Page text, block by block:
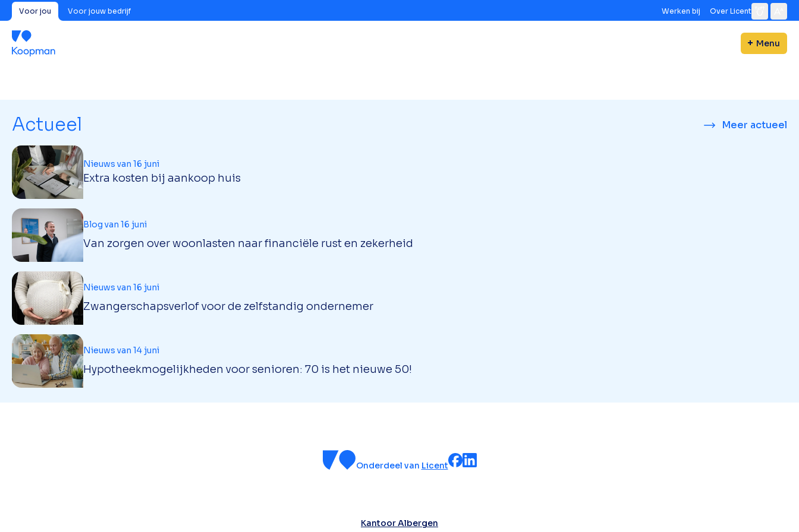
Voor jou Voor jouw bedrijf Werken bij Over Licent
Menu
Actueel Meer actueel
Extra kosten bij aankoop huis
Nieuws van 16 juni
Van zorgen over woonlasten naar financiële rust en zekerheid
Blog van 16 juni
Zwangerschapsverlof voor de zelfstandig ondernemer
Nieuws van 16 juni
Hypotheekmogelijkheden voor senioren: 70 is het nieuwe 50!
Nieuws van 14 juni
Onderdeel van Licent
Kantoor Albergen